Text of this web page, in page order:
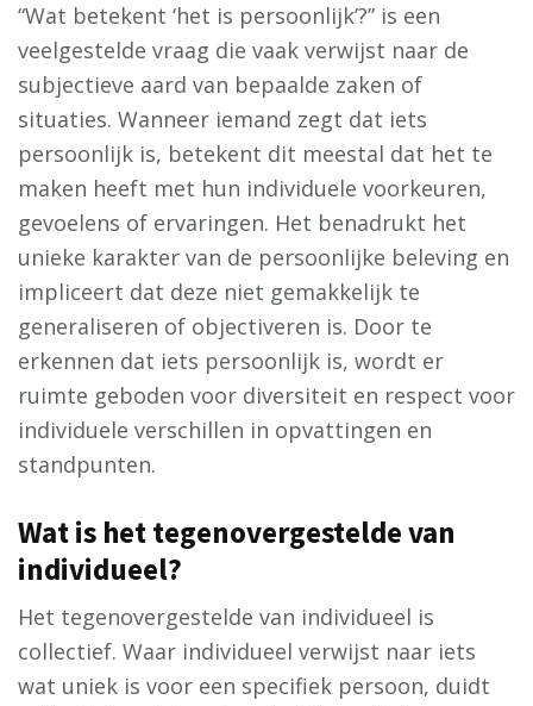
“Wat betekent ‘het is persoonlijk’?” is een
veelgestelde vraag die vaak verwijst naar de
subjectieve aard van bepaalde zaken of
situaties. Wanneer iemand zegt dat iets
persoonlijk is, betekent dit meestal dat het te
maken heeft met hun individuele voorkeuren,
gevoelens of ervaringen. Het benadrukt het
unieke karakter van de persoonlijke beleving en
impliceert dat deze niet gemakkelijk te
generaliseren of objectiveren is. Door te
erkennen dat iets persoonlijk is, wordt er
ruimte geboden voor diversiteit en respect voor
individuele verschillen in opvattingen en
standpunten.
Wat is het tegenovergestelde van
individueel?
Het tegenovergestelde van individueel is
collectief. Waar individueel verwijst naar iets
wat uniek is voor een specifiek persoon, duidt